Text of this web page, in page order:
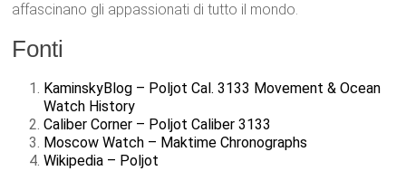
affascinano gli appassionati di tutto il mondo.
Fonti
KaminskyBlog – Poljot Cal. 3133 Movement & Ocean
Watch History
Caliber Corner – Poljot Caliber 3133
Moscow Watch – Maktime Chronographs
Wikipedia – Poljot